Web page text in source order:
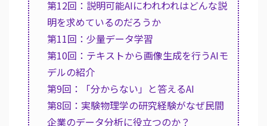
第12回：説明可能AIにわれわれはどんな説
明を求めているのだろうか
第11回：少量データ学習
第10回：テキストから画像生成を行うAIモ
デルの紹介
第9回：「分からない」と答えるAI
第8回：実験物理学の研究経験がなぜ民間
企業のデータ分析に役立つのか？